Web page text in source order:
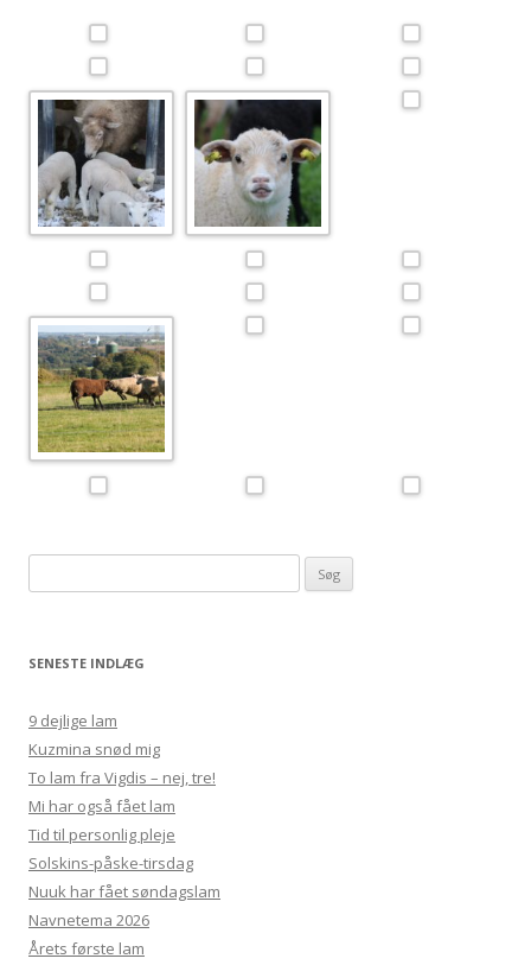
efter:
SENESTE INDLÆG
9 dejlige lam
Kuzmina snød mig
To lam fra Vigdis – nej, tre!
Mi har også fået lam
Tid til personlig pleje
Solskins-påske-tirsdag
Nuuk har fået søndagslam
Navnetema 2026
Årets første lam